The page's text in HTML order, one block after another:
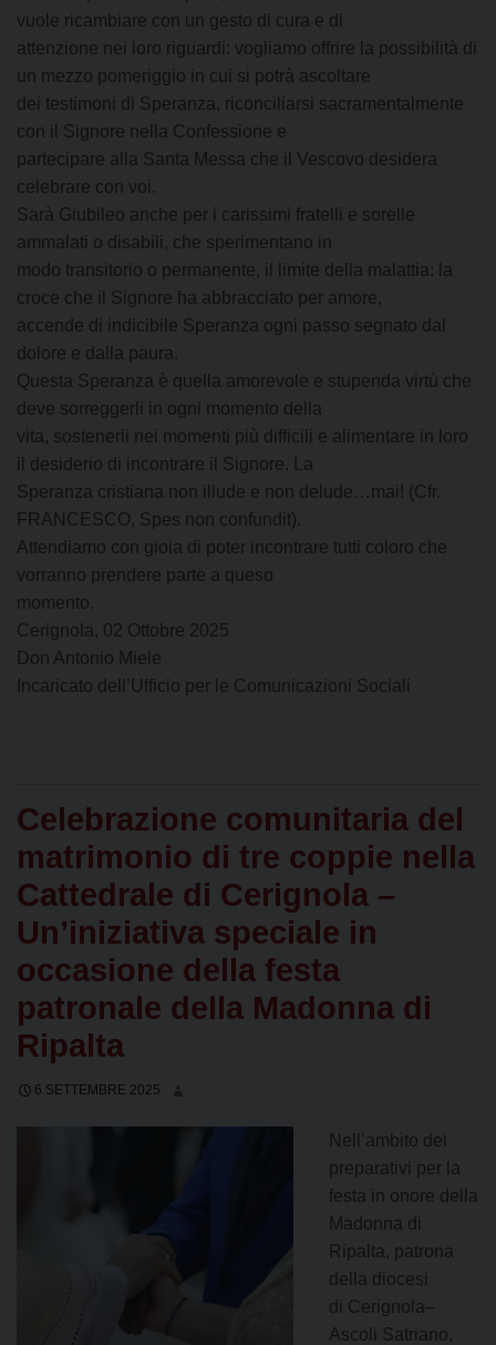
vuole ricambiare con un gesto di cura e di
attenzione nei loro riguardi: vogliamo offrire la possibilità di
un mezzo pomeriggio in cui si potrà ascoltare
dei testimoni di Speranza, riconciliarsi sacramentalmente
con il Signore nella Confessione e
partecipare alla Santa Messa che il Vescovo desidera
celebrare con voi.
Sarà Giubileo anche per i carissimi fratelli e sorelle
ammalati o disabili, che sperimentano in
modo transitorio o permanente, il limite della malattia: la
croce che il Signore ha abbracciato per amore,
accende di indicibile Speranza ogni passo segnato dal
dolore e dalla paura.
Questa Speranza è quella amorevole e stupenda virtù che
deve sorreggerli in ogni momento della
vita, sostenerli nei momenti più difficili e alimentare in loro
il desiderio di incontrare il Signore. La
Speranza cristiana non illude e non delude…mai! (Cfr.
FRANCESCO, Spes non confundit).
Attendiamo con gioia di poter incontrare tutti coloro che
vorranno prendere parte a queso
momento.
Cerignola, 02 Ottobre 2025
Don Antonio Miele
Incaricato dell’Ufficio per le Comunicazioni Sociali
Celebrazione comunitaria del
matrimonio di tre coppie nella
Cattedrale di Cerignola –
Un’iniziativa speciale in
occasione della festa
patronale della Madonna di
Ripalta
6 SETTEMBRE 2025
Nell’ambito dei
preparativi per la
festa in onore della
Madonna di
Ripalta, patrona
della diocesi
di Cerignola–
Ascoli Satriano,